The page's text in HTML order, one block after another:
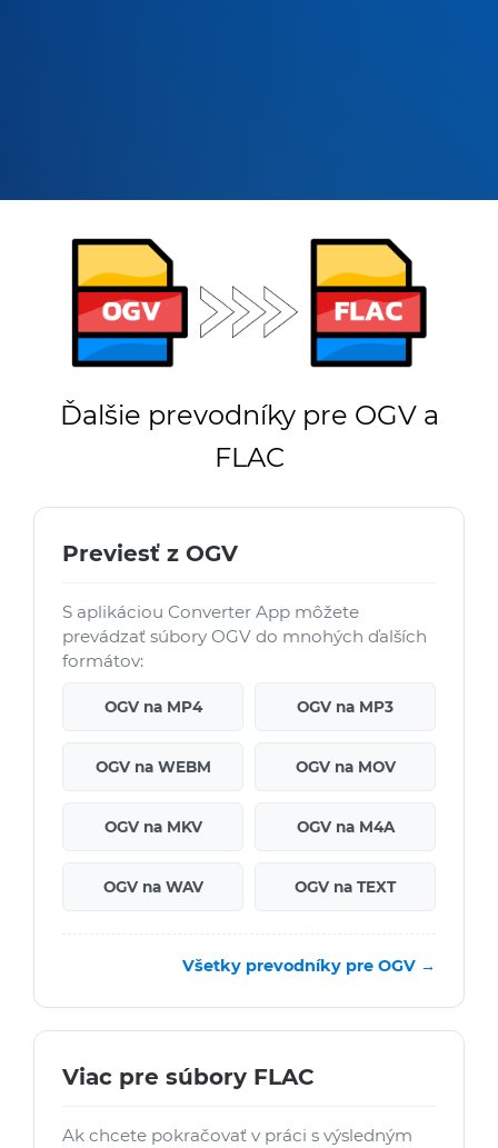
Ďalšie prevodníky pre OGV a
FLAC
Previesť z OGV
S aplikáciou Converter App môžete
prevádzať súbory OGV do mnohých ďalších
formátov:
OGV na MP4 OGV na MP3
OGV na WEBM OGV na MOV
OGV na MKV OGV na M4A
OGV na WAV OGV na TEXT
Všetky prevodníky pre OGV →
Viac pre súbory FLAC
Ak chcete pokračovať v práci s výsledným